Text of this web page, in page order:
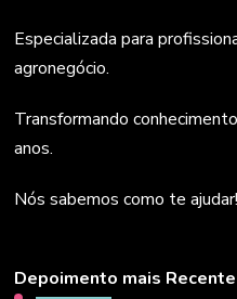
Especializada para
agronegócio.
Transformando
anos.
Nós sabemos como te ajudar!
Depoimento mais Recente